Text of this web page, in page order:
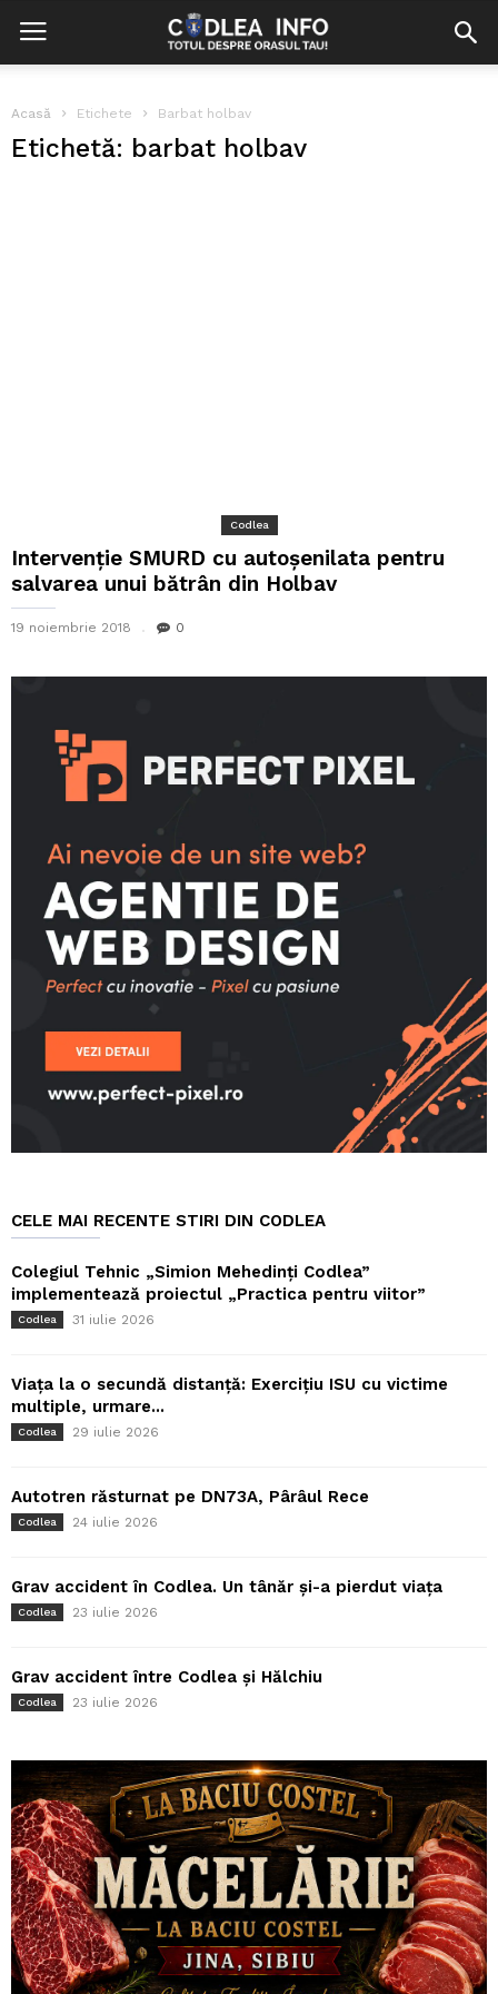
Acasă Etichete Barbat holbav
Etichetă: barbat holbav
Codlea
Intervenție SMURD cu autoșenilata pentru
salvarea unui bătrân din Holbav
19 noiembrie 2018 0
CELE MAI RECENTE STIRI DIN CODLEA
Colegiul Tehnic „Simion Mehedinți Codlea”
implementează proiectul „Practica pentru viitor”
Codlea 31 iulie 2026
Viața la o secundă distanță: Exercițiu ISU cu victime
multiple, urmare...
Codlea 29 iulie 2026
Autotren răsturnat pe DN73A, Pârâul Rece
Codlea 24 iulie 2026
Grav accident în Codlea. Un tânăr și-a pierdut viața
Codlea 23 iulie 2026
Grav accident între Codlea și Hălchiu
Codlea 23 iulie 2026